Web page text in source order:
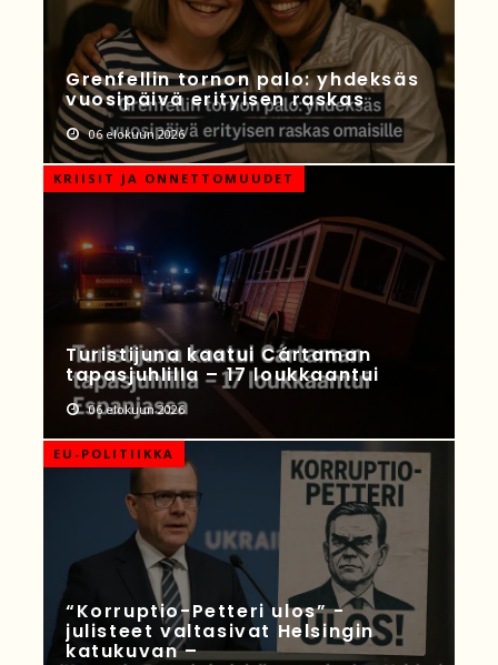
Grenfellin tornon palo: yhdeksäs
vuosipäivä erityisen raskas
06 elokuun 2026
KRIISIT JA ONNETTOMUUDET
Turistijuna kaatui Cártaman
tapasjuhlilla – 17 loukkaantui
06 elokuun 2026
EU-POLITIIKKA
“Korruptio-Petteri ulos” -
julisteet valtasivat Helsingin
katukuvan –